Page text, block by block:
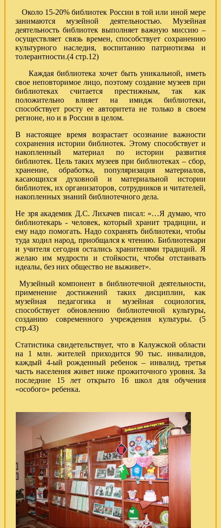
Около 15-20% библиотек России в той или иной мере
занимаются музейной деятельностью. Музейная
деятельность библиотек выполняет важную миссию –
осуществляет связь времен, способствует сохранению
культурного наследия, воспитанию патриотизма и
толерантности.(4 стр.12)
Каждая библиотека хочет быть уникальной, иметь
свое неповторимое лицо, поэтому создание музеев при
библиотеках считается престижным, так как
положительно влияет на имидж библиотеки,
способствует росту ее авторитета не только в своем
регионе, но и в России в целом.
В настоящее время возрастает осознание важности
сохранения истории библиотек. Этому способствует и
накопленный материал по истории развития
библиотек. Цель таких музеев при библиотеках – сбор,
хранение, обработка, популяризация материалов,
касающихся духовной и материальной истории
библиотек, их организаторов, сотрудников и читателей,
накопленных знаний библиотечного дела.
Не зря академик Д.С. Лихачев писал: «…Я думаю, что
библиотекарь - человек, который хранит традиции, и
ему надо помогать. Надо сохранять библиотеки, чтобы
туда ходил народ, приобщался к чтению. Библиотекари
и учителя сегодня остались хранителями традиций. Я
желаю им мудрости и стойкости, чтобы отстаивать
идеалы, без них общество не выживет».
Музейный компонент в библиотечной деятельности,
применение достижений таких дисциплин, как
музейная педагогика и музейная социология,
способствует обновлению библиотечной культуры,
созданию современного учреждения культуры. (5
стр.43)
Статистика свидетельствует, что в Калужской области
на 1 млн. жителей приходится 90 тыс. инвалидов,
каждый 4-ый рожденный ребенок – инвалид, третья
часть населения живет ниже прожиточного уровня. За
последние 15 лет открыто 16 школ для обучения
«особого» ребенка.